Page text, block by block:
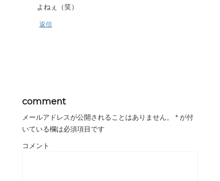
よねぇ（笑）
返信
comment
メールアドレスが公開されることはありません。 * が付
いている欄は必須項目です
コメント